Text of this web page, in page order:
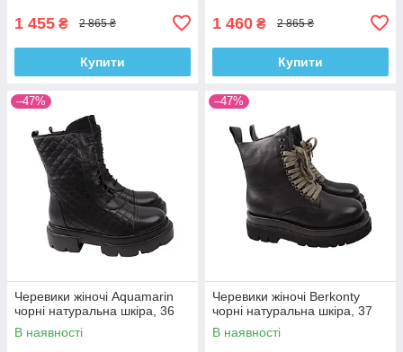
1 455 ₴ 2 865 ₴
Купити
1 460 ₴ 2 865 ₴
Купити
–47%
Черевики жіночі Aquamarin
чорні натуральна шкіра, 36
В наявності
–47%
Черевики жіночі Berkonty
чорні натуральна шкіра, 37
В наявності